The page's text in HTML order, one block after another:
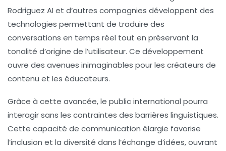
Rodriguez AI et d’autres compagnies développent des
technologies permettant de traduire des
conversations en temps réel tout en préservant la
tonalité d’origine de l’utilisateur. Ce développement
ouvre des avenues inimaginables pour les créateurs de
contenu et les éducateurs.
Grâce à cette avancée, le public international pourra
interagir sans les contraintes des barrières linguistiques.
Cette capacité de communication élargie favorise
l’inclusion et la diversité dans l’échange d’idées, ouvrant